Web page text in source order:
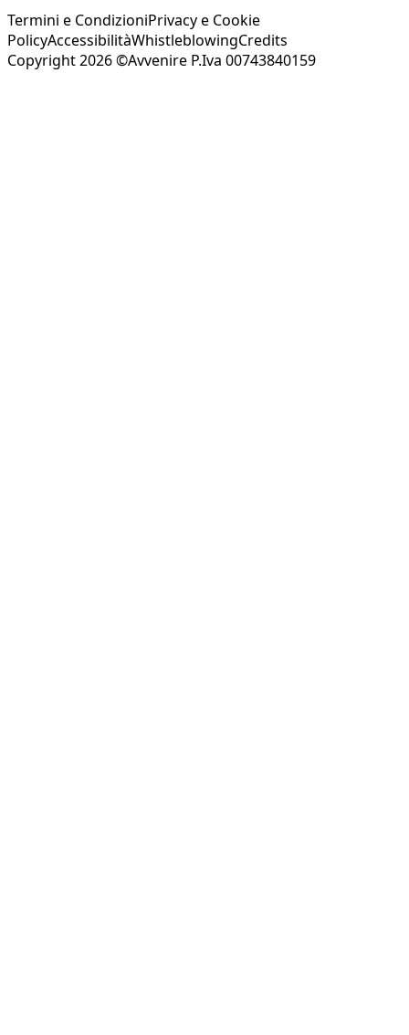
Termini e CondizioniPrivacy e Cookie
PolicyAccessibilitàWhistleblowingCredits
Copyright 2026 ©Avvenire P.Iva 00743840159